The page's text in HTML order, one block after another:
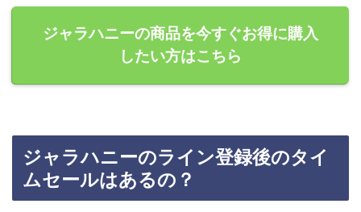
ジャラハニーの商品を今すぐお得に購入
したい方はこちら
ジャラハニーのライン登録後のタイ
ムセールはあるの？